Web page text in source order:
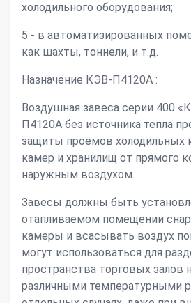
холодильного оборудования;
5 - в автоматизированных
как шахты, тоннели, и т.д.
Назначение КЭВ-П4120А :
Воздушная завеса серии 400
П4120А без источника тепла
защиты проёмов холодильных
камер и хранилищ от прямого
наружным воздухом.
Завесы должны быть
отапливаемом помещении
камеры и всасывать воздух
могут использоваться для
пространства торговых залов
различными температурными